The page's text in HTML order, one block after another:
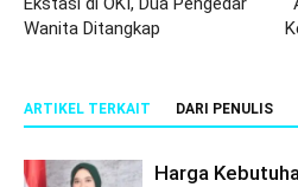
Wanita Ditangkap
ARTIKEL TERKAIT DARI PENULIS
Harga